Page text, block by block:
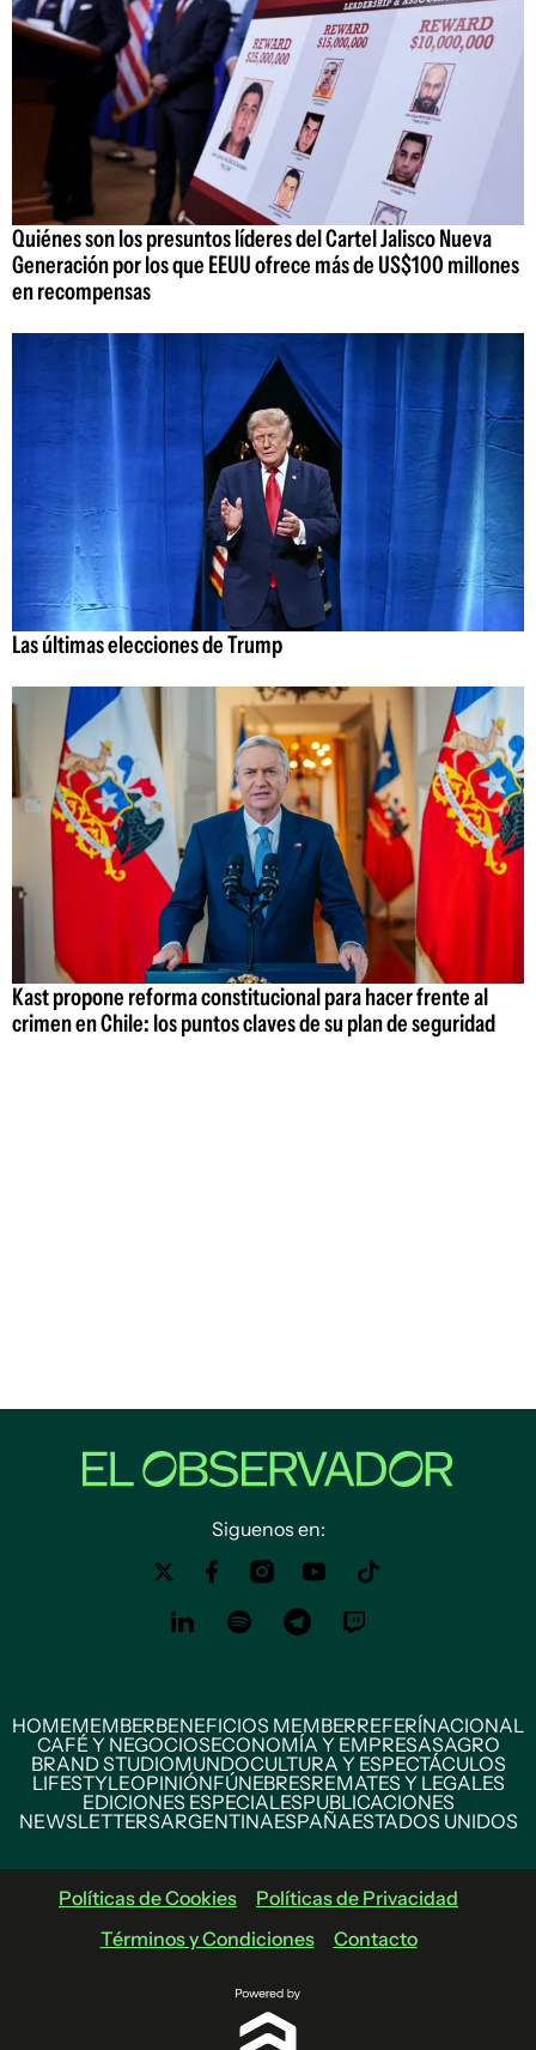
Quiénes son los presuntos líderes del Cartel Jalisco Nueva
Generación por los que EEUU ofrece más de US$100 millones
en recompensas
Las últimas elecciones de Trump
Kast propone reforma constitucional para hacer frente al
crimen en Chile: los puntos claves de su plan de seguridad
Siguenos en:
HOMEMEMBERBENEFICIOS MEMBERREFERÍNACIONAL
CAFÉ Y NEGOCIOSECONOMÍA Y EMPRESASAGRO
BRAND STUDIOMUNDOCULTURA Y ESPECTÁCULOS
LIFESTYLEOPINIÓNFÚNEBRESREMATES Y LEGALES
EDICIONES ESPECIALESPUBLICACIONES
NEWSLETTERSARGENTINAESPAÑAESTADOS UNIDOS
Políticas de Cookies
Políticas de Privacidad
Términos y Condiciones
Contacto